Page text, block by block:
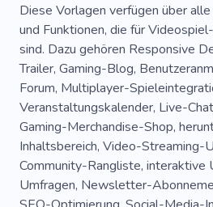
Diese Vorlagen verfügen über
und Funktionen, die für
sind. Dazu gehören Responsive
Trailer, Gaming-Blog,
Forum, Multiplayer-
Veranstaltungskalender, Live-
Gaming-Merchandise-Shop,
Inhaltsbereich, Video-Streaming-
Community-Rangliste, interaktive
Umfragen, Newsletter-